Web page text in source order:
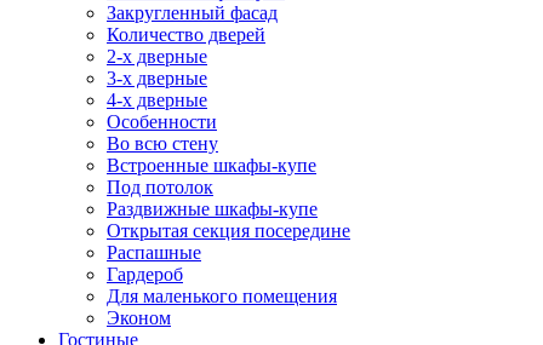
Закругленный фасад
Количество дверей
2-х дверные
3-х дверные
4-х дверные
Особенности
Во всю стену
Встроенные шкафы-купе
Под потолок
Раздвижные шкафы-купе
Открытая секция посередине
Распашные
Гардероб
Для маленького помещения
Эконом
Гостиные